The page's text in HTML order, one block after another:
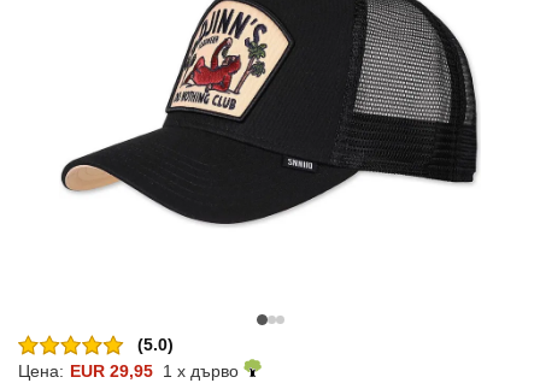
(5.0)
Цена: EUR 29,95 1 x дърво